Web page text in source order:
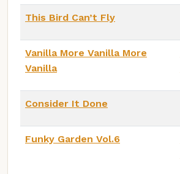
This Bird Can’t Fly
Vanilla More Vanilla More
Vanilla
Consider It Done
Funky Garden Vol.6